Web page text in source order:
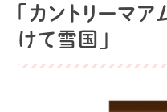
「カントリーマ
けて雪国」